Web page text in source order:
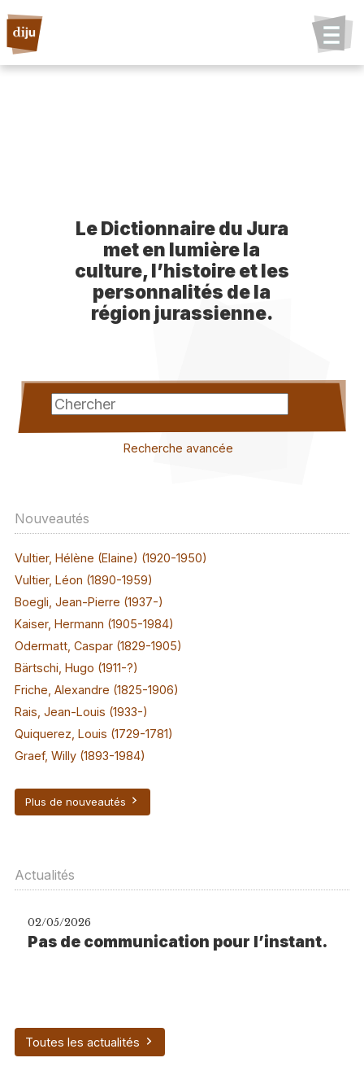
Le Dictionnaire du Jura
met en lumière la
culture, l’histoire et les
personnalités de la
région jurassienne.
Recherche avancée
Nouveautés
Vultier, Hélène (Elaine) (1920-1950)
Vultier, Léon (1890-1959)
Boegli, Jean-Pierre (1937-)
Kaiser, Hermann (1905-1984)
Odermatt, Caspar (1829-1905)
Bärtschi, Hugo (1911-?)
Friche, Alexandre (1825-1906)
Rais, Jean-Louis (1933-)
Quiquerez, Louis (1729-1781)
Graef, Willy (1893-1984)
Plus de nouveautés
Actualités
02/05/2026
Pas de communication pour l’instant.
Toutes les actualités